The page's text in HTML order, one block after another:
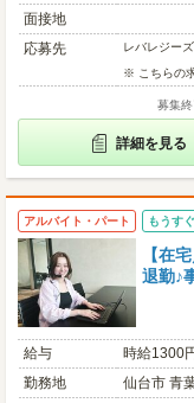
面接地
応募先
レバレジー
※ こちらの
募集
詳細を見る
アルバイト・パート もうす
【在
退勤♪
給与
時給1300
勤務地
仙台市 青